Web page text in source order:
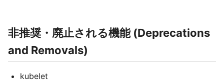
非推奨・廃止される機能 (Deprecations
and Removals)
kubelet